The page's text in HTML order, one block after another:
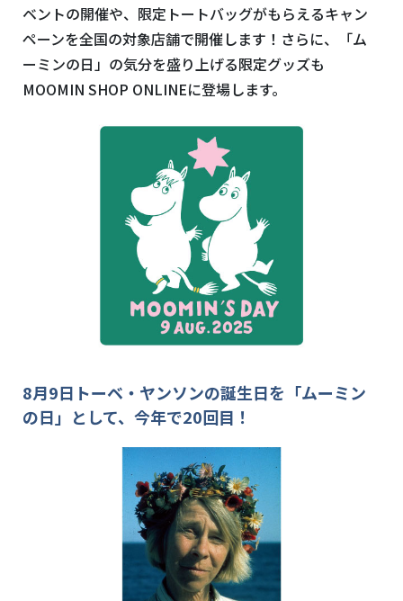
ベントの開催や、限定トートバッグがもらえるキャン
ペーンを全国の対象店舗で開催します！さらに、「ム
ーミンの日」の気分を盛り上げる限定グッズも
MOOMIN SHOP ONLINEに登場します。
8月9日トーベ・ヤンソンの誕生日を「ムーミン
の日」として、今年で20回目！